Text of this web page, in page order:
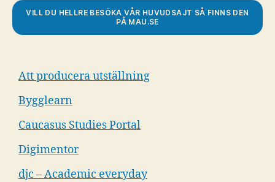
VILL DU HELLRE BESÖKA VÅR HUVUDSAJT SÅ FINNS DEN
PÅ MAU.SE
Att producera utställning
Bygglearn
Caucasus Studies Portal
Digimentor
djc – Academic everyday